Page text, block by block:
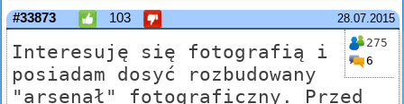
28.07.2015
#33873 103
275
6
Interesuję się fotografią i
posiadam dosyć rozbudowany
"arsenał" fotograficzny. Przed